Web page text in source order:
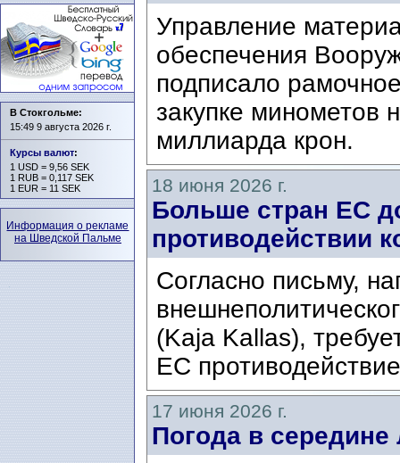
Управление
обеспечения
подписало
закупке
миллиарда крон.
18 июня 2026 г.
Больше стран ЕС
противодействии
Согласно письму,
(Kaja Kallas),
ЕС
17 июня 2026 г.
Погода в середине
В Стокгольме:
15:49 9 августа 2026 г.
Курсы валют:
1 USD = 9,56 SEK
1 RUB = 0,117 SEK
1 EUR = 11 SEK
Информация о рекламе
на Шведской Пальме